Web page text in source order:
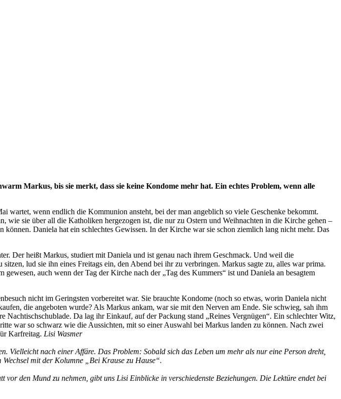
Markus, bis sie merkt, dass sie keine Kondome mehr hat. Ein echtes Problem, wenn alle
wartet, wenn endlich die Kommunion ansteht, bei der man angeblich so viele Geschenke bekommt.
sie über all die Katholiken hergezogen ist, die nur zu Ostern und Weihnachten in die Kirche gehen –
Daniela hat ein schlechtes Gewissen. In der Kirche war sie schon ziemlich lang nicht mehr. Das
Der heißt Markus, studiert mit Daniela und ist genau nach ihrem Geschmack. Und weil die
lud sie ihn eines Freitags ein, den Abend bei ihr zu verbringen. Markus sagte zu, alles war prima.
auch wenn der Tag der Kirche nach der „Tag des Kummers“ ist und Daniela an besagtem
nicht im Geringsten vorbereitet war. Sie brauchte Kondome (noch so etwas, worin Daniela nicht
die angeboten wurde? Als Markus ankam, war sie mit den Nerven am Ende. Sie schwieg, sah ihm
Da lag ihr Einkauf, auf der Packung stand „Reines Vergnügen“. Ein schlechter Witz,
war so schwarz wie die Aussichten, mit so einer Auswahl bei Markus landen zu können. Nach zwei
Karfreitag. Lisi Wasmer
Vielleicht nach einer Affäre. Das Problem: Sobald sich das Leben um mehr als nur eine Person dreht,
mit der Kolumne „Bei Krause zu Hause“.
den Mund zu nehmen, gibt uns Lisi Einblicke in verschiedenste Beziehungen. Die Lektüre endet bei